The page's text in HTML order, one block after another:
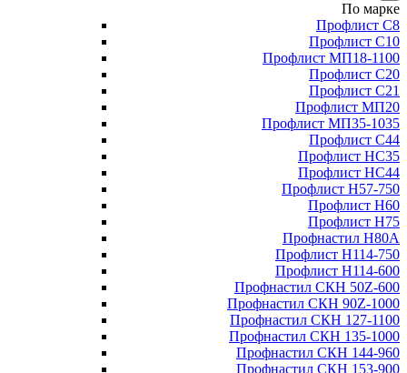
По марке
Профлист С8
Профлист С10
Профлист МП18-1100
Профлист С20
Профлист С21
Профлист МП20
Профлист МП35-1035
Профлист С44
Профлист НС35
Профлист НС44
Профлист Н57-750
Профлист Н60
Профлист Н75
Профнастил Н80А
Профлист Н114-750
Профлист Н114-600
Профнастил СКН 50Z-600
Профнастил СКН 90Z-1000
Профнастил СКН 127-1100
Профнастил СКН 135-1000
Профнастил СКН 144-960
Профнастил СКН 153-900